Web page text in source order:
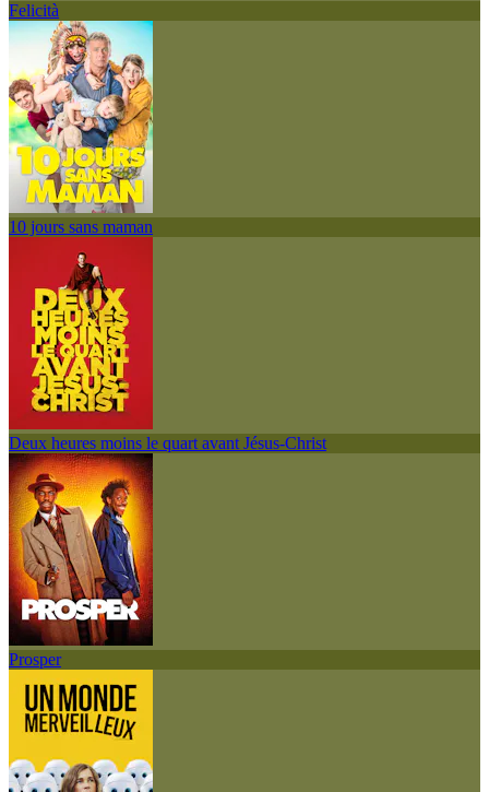
Felicità
10 jours sans maman
Deux heures moins le quart avant Jésus-Christ
Prosper